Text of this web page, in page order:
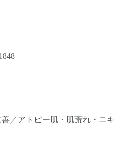
／アトピー肌・肌荒れ・ニ